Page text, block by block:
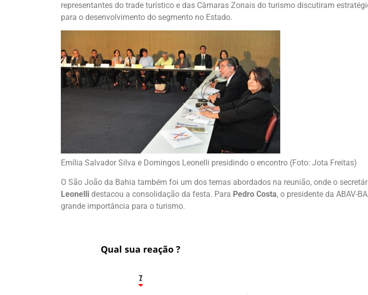
representantes do trade turístico e das Câmaras Zonais do turismo discutiram
para o desenvolvimento do segmento no Estado.
Emília Salvador Silva e Domingos Leonelli presidindo o encontro (Foto: Jota Freitas)
O São João da Bahia também foi um dos temas abordados na reunião, onde o
Leonelli destacou a consolidação da festa. Para Pedro Costa, o presidente da ABAV-
grande importância para o turismo.
Qual sua reação ?
1
7